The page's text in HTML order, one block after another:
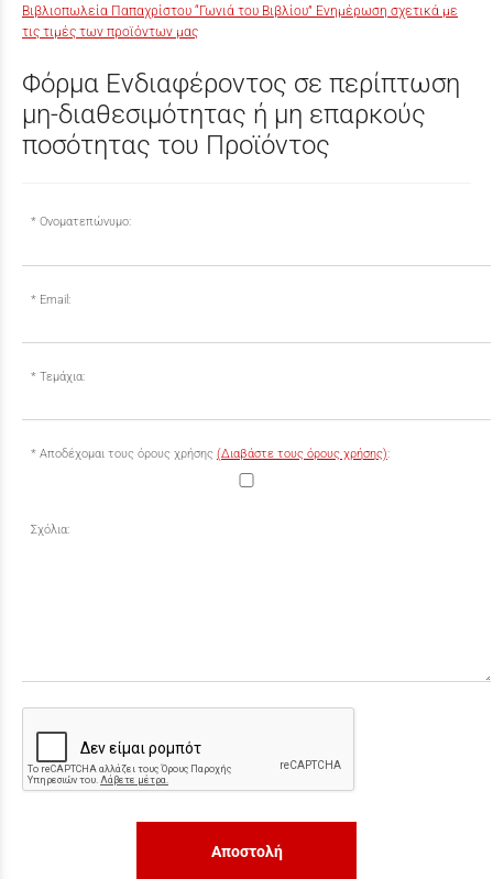
Βιβλιοπωλεία Παπαχρίστου “Γωνιά του Βιβλίου” Ενημέρωση σχετικά με
τις τιμές των προϊόντων μας
Φόρμα Ενδιαφέροντος σε περίπτωση
μη-διαθεσιμότητας ή μη επαρκούς
ποσότητας του Προϊόντος
Ονοματεπώνυμο:
Email:
Τεμάχια:
Αποδέχομαι τους όρους χρήσης (Διαβάστε τους όρους χρήσης):
Σχόλια:
Αποστολή